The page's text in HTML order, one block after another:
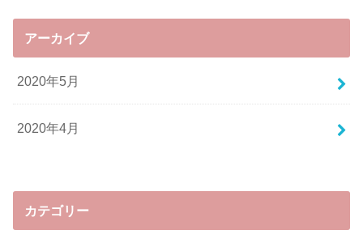
アーカイブ
2020年5月
2020年4月
カテゴリー